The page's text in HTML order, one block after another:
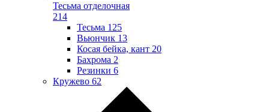
Тесьма отделочная
214
Тесьма 125
Вьюнчик 13
Косая бейка, кант 20
Бахрома 2
Резинки 6
Кружево 62